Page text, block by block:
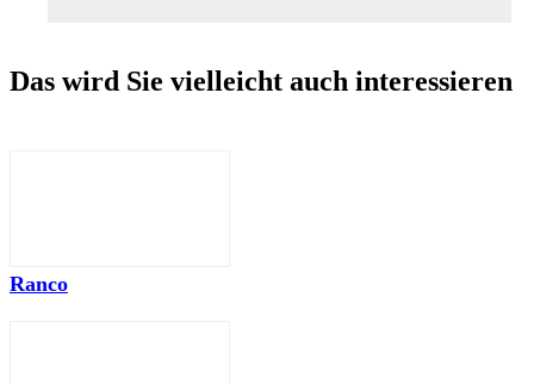
Das wird Sie vielleicht auch interessieren
Ranco